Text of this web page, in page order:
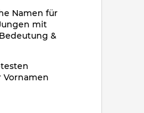
Namen für
mit
&
Vornamen